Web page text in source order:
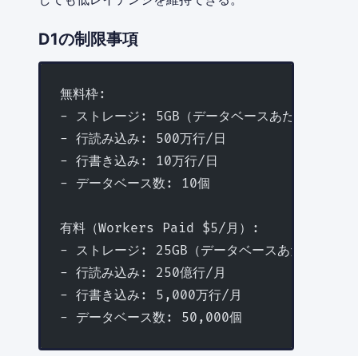
D1の制限事項
無料枠:
- ストレージ: 5GB（データベースあたり2GB）
- 行読み込み: 500万行/日
- 行書き込み: 10万行/日
- データベース数: 10個
有料（Workers Paid $5/月）:
- ストレージ: 25GB（データベースあたり2GB）
- 行読み込み: 250億行/月
- 行書き込み: 5,000万行/月
- データベース数: 50,000個